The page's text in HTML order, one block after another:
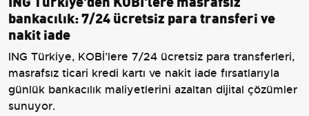
bankacılık: 7/24 ücretsiz para transferi ve
nakit iade
ING Türkiye, KOBİ’lere 7/24 ücretsiz para transferleri,
masrafsız ticari kredi kartı ve nakit iade fırsatlarıyla
günlük bankacılık maliyetlerini azaltan dijital çözümler
sunuyor.